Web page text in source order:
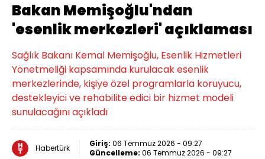
Bakan Memişoğlu'ndan
'esenlik merkezleri' açıklaması
Sağlık Bakanı Kemal Memişoğlu, Esenlik Hizmetleri
Yönetmeliği kapsamında kurulacak esenlik
merkezlerinde, kişiye özel programlarla koruyucu,
destekleyici ve rehabilite edici bir hizmet modeli
sunulacağını açıkladı
Habertürk Giriş: 06 Temmuz 2026 - 09:27
Güncelleme: 06 Temmuz 2026 - 09:27